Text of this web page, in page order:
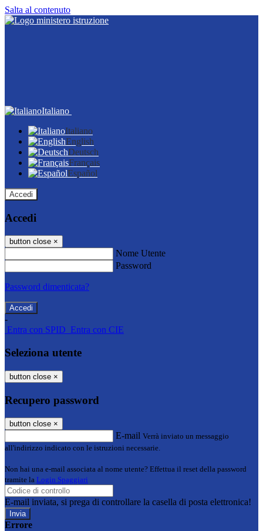
Salta al contenuto
Italiano
Italiano
English
Deutsch
Français
Español
Accedi
Accedi
button close ×
Nome Utente
Password
Password dimenticata?
-
Entra con SPID Entra con CIE
Seleziona utente
button close ×
Recupero password
button close ×
E-mail Verrà inviato un messaggio
all'indirizzo indicato con le istruzioni necessarie.
Non hai una e-mail associata al nome utente? Effettua il reset della password
tramite la Login Spaggiari
E-mail inviata, si prega di controllare la casella di posta elettronica!
Errore